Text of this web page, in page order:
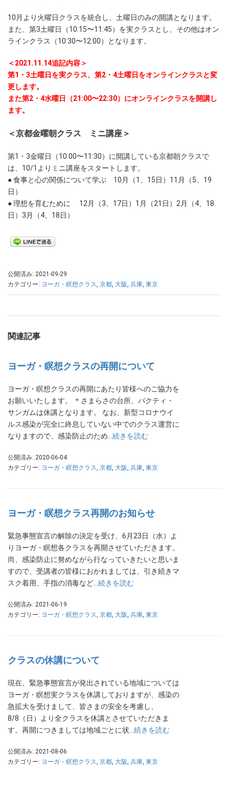
10月より火曜日クラスを統合し、土曜日のみの開講となります。
また、第3土曜日（10:15〜11:45）を実クラスとし、その他はオン
ラインクラス（10:30〜12:00）となります。
＜2021.11.14追記内容＞
第1・3土曜日を実クラス、第2・4土曜日をオンラインクラスと変
更します。
また第2・4水曜日（21:00〜22:30）にオンラインクラスを開講し
ます。
＜京都金曜朝クラス ミニ講座＞
第1・3金曜日（10:00〜11:30）に開講している京都朝クラスで
は、10/1よりミニ講座をスタートします。
● 食事と心の関係について学ぶ 10月（1、15日）11月（5、19
日）
● 理想を育むために 12月（3、17日）1月（21日）2月（4、18
日）3月（4、18日）
公開済み: 2021-09-29
カテゴリー: ヨーガ・瞑想クラス, 京都, 大阪, 兵庫, 東京
関連記事
ヨーガ・瞑想クラスの再開について
ヨーガ・瞑想クラスの再開にあたり皆様へのご協力を
お願いいたします。 ＊さまらさの台所、バクティ・
サンガムは休講となります。 なお、新型コロナウイ
ルス感染が完全に終息していない中でのクラス運営に
なりますので、感染防止のため… 続きを読む
公開済み: 2020-06-04
カテゴリー: ヨーガ・瞑想クラス, 京都, 大阪, 兵庫, 東京
ヨーガ・瞑想クラス再開のお知らせ
緊急事態宣言の解除の決定を受け、6月23日（水）よ
りヨーガ・瞑想各クラスを再開させていただきます。
尚、感染防止に努めながら行なっていきたいと思いま
すので、受講者の皆様におかれましては、引き続きマ
スク着用、手指の消毒など… 続きを読む
公開済み: 2021-06-19
カテゴリー: ヨーガ・瞑想クラス, 京都, 大阪, 兵庫, 東京
クラスの休講について
現在、緊急事態宣言が発出されている地域については
ヨーガ・瞑想実クラスを休講しておりますが、感染の
急拡大を受けまして、皆さまの安全を考慮し、
8/8（日）より全クラスを休講とさせていただきま
す。再開につきましては地域ごとに状… 続きを読む
公開済み: 2021-08-06
カテゴリー: ヨーガ・瞑想クラス, 京都, 大阪, 兵庫, 東京